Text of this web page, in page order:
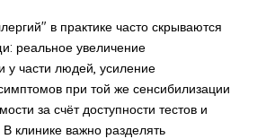
в практике часто скрываются
реальное увеличение
у части людей, усиление
при той же сенсибилизации
за счёт доступности тестов и
клинике важно разделять